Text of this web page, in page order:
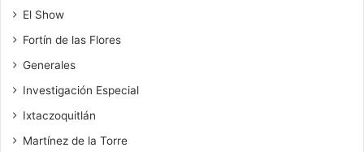
El Show
Fortín de las Flores
Generales
Investigación Especial
Ixtaczoquitlán
Martínez de la Torre